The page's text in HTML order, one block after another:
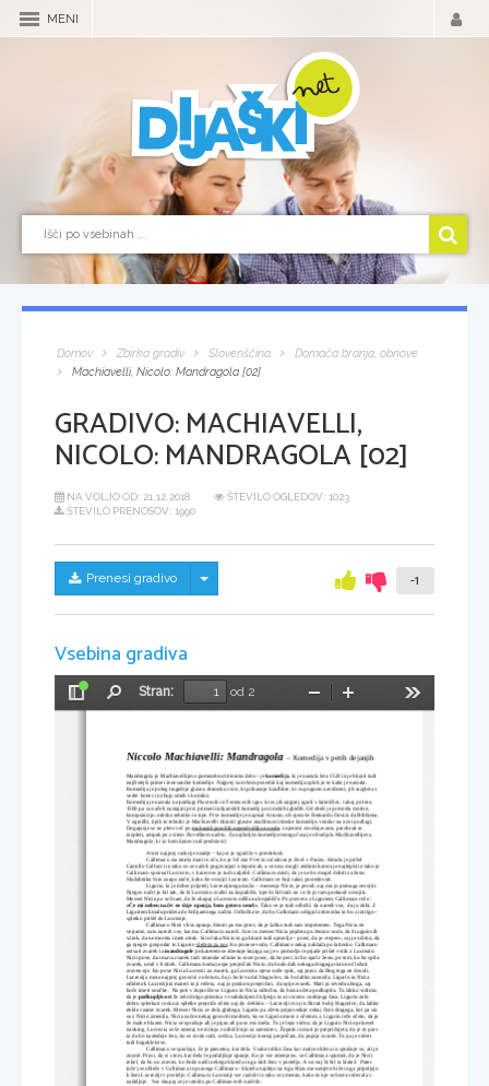
MENI
Domov Zbirka gradiv Slovenščina
Domača branja, obnove
Machiavelli, Nicolo: Mandragola [02]
GRADIVO:MACHIAVELLI,
NICOLO: MANDRAGOLA [02]
NA VOLJO OD: 21.12.2018
ŠTEVILO OGLEDOV: 1023
ŠTEVILO PRENOSOV: 1990
Prenesi gradivo Skrij/prikaži meni -1
Vsebina gradiva
Preklopi
Stran:
od 2
Pomanjšaj
Niccolo Machiavelli: Mandragola – Komedija v petih dejanjih
Mandragola je Machiavellijevo pomembno literarno delo – je komedija , ki je nastala leta 1520 in je hkrati tudi
najčistejši primer renesančne komedije. Najprej vam bom povedal kaj komedija sploh je in kako je nastala.
Komedija je poleg tragedije glavna dramska zvrst, ki prikazuje konflikte, ki so pogosto navidezni, jih razpleta v
veder konec in zbuja smeh s komiko.
Komedija je nastala na podlagi Plavtovih in Terencovih iger, ki so jih najprej igrali v latinščini,  takoj po letu
1500 pa so začeli nastajati prvi primeri italijanskih komedij po rimskih zgledih. Od obeh je prevzela motive,
kompozicijo, odrsko tehniko in tipe. Prve komedije je napisal Ariosto, ob njem še Bernardo Dovizi da Bibbiena.
V zgradbi, tipih in tehniki je Machiavelli ohranil glavne značilnosti rimske komedije, vendar na novi podlagi.
Dogajanje se ne plete več po muhastih pravilih nepredvidljive usode z njenimi zmešnjavami, preobrati in
razpleti, ampak po zvitem človeškem načrtu. Za najboljšo komedijo tistega časa je obveljala Machiavellijeva
Mandragola, ki jo bom danes tudi predstavil.
Avtor najprej razkrije ozadje – kaj se je zgodilo v preteklosti.
Callimacu sta umrla mati in oče, ko je bil star 9 let in od takrat je živel v Parizu. Kmalu je prišel
Camillo Calfucci in tako so se začeli pogovarjati o lepoticah, a se niso mogli zediniti katera je najlepša in tako je
Callimaco spoznal Lucrezio, v katero se je tudi zaljubil. Callimaco misli, da je ne bo mogel dobiti za ženo.
Služabniku Siru zaupa načrt, kako bo osvojil Lucrezio. Callimaco se boji takoj posredovati.
Liguria, ki je dober prijatelj Lucrezijinega moža – messerja Nicie, je prosil, naj mu jo pomaga osvojiti.
Njegov načrt je bil tak, da bi Lucrezio zvabil na kopališče, kjer bi bil tudi on  in bi jo tam poskusil osvojiti.
Messer Nicia pa se brani, da bi skupaj z Lucrezio odšla na kopališče. Po posvetu z Liguriem Callimaco reče :
»Če mi noben načrt ne daje upanja, bom gotovo umrl«. Tako se je tudi odločil, da naredi vse,  da jo dobi. Z
Liguriem kmalu prideta do brilijantnega načrta. Odločita se, da bo Callimaco odigral zdravnika in bo z intrigo –
spletko prišel do Lucrezije.
Callimaco Nicii vliva upanja, hkrati pa mu pravi, da je lahko tudi sam impotenten. Tega Nicia ne
verjame, zato naredi vse, kar mu Callimaco naroči. Siro in messer Nicia pojdeta po ženino vodo, da bi ugotovili
vzrok, da ne moreta imeti otrok. Siro čaka Nicio in ga hkrati tudi upravlja – pravi, da je »tepec«, saj je očitno, da
ga njegov gospodar in Ligurio vlečeta za nos. Ko prinese vodo, Callimaco nekaj naklada po latinsko. Callimaco
ustvari zvarek iz mandragole po katerem se imenuje knjiga, saj je s pomočjo te pijače prišel v stik z Lucrezio.
Nicii pove, da ima ta zvarek tudi stranske učinke in sicer pravi, da bo prvi, ki bo spal z ženo, po tem, ko bo spila
zvarek, umrl v 8 dneh. Callimacu komaj uspe prepričati Nicio, da bodo dali nekoga drugega tisto noč ležati
zraven nje. Ko pove Nicia Lucrezii za zvarek, ga Lucrezia sprva noče spiti, saj pravi, da Bog tega ne dovoli.
Lucrezija mora najprej govoriti z očetom, da ji bo le-ta dal blagoslov, da bo lahko zanosila. Ligurio in Nicia
odideta k Lucrezijini materi in ji rečeta,  naj jo poskusi prepričati,  da spije zvarek. Mati ju seveda uboga, saj
hoče imeti vnučke.  Na poti v župnišče se Ligurio in Nicia odločita, da bosta očeta podkupila. Tu lahko vidimo,
da je podkupljivost že zelo dolgo prisotna v vsakdanjem življenju in ni »izum« zadnjega časa. Ligurio zelo
dobro spletkari in skozi spletke prepriča očeta naj da  dekletu – Lucreziji svoj in hkrati božji blagoslov, da lahko
dekle vzame zvarek. Messer Nicia se dela gluhega, Ligurio pa očetu pripoveduje nekaj čisto drugega, kot pa sta
se z Nicio zmenila. Nicia začne nekaj govoriti medtem, ko se Ligurio meni z očetom, a Ligurio reče očetu, da je
že malce blazen. Nicia se sprašuje ali je pijan ali pa se mu meša. Tu je lepo vidno, da je Ligurio Nicio prinesel
naokrog. Lucrezia se še zmeraj ne strinja z odločitvijo za zanositev. Župnik in mati jo prepričujeta, da je to prav
in da bo naslednje leto, ko se otrok rodi, srečna. Lucrezijo komaj prepričata, da popije zvarek. Tu pa je videti
tudi bogokletstvo.
Callimaco se sprašuje, če je pametno, kar dela. Vsake toliko časa kar malce okleva in sprašuje se, ali je
znorel. Pravi, da si s tem, kar dela le podaljšuje upanje. Ko je vse zmenjeno, se Callimaco spomni, da je Nicii
rekel, da bo on zraven, ko bodo našli nekega klateža in ga dali ženi v posteljo. A on naj bi bil ta klatež.  Pater
(oče) se obleče v Callimaca in pravega Callimaca - klateža najdejo na trgu blizu messerjeve hiše in ga pripeljejo
k ženi Lucreziji v posteljo. Callimaco Lucreziji vse razloži in tako se zmenita, kako in kje se bosta videvala v
nadaljnje.  Vse skupaj se je izteklo po Callimacovih načrtih.